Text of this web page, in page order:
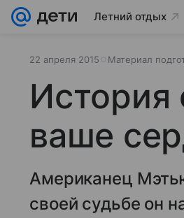
Летний отдых
22 апреля 2015 Материал
История
ваше
Американец
своей судьбе он